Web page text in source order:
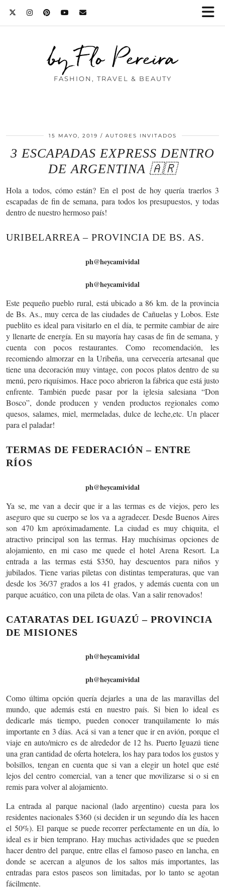
by Flo Pereira
FASHION, TRAVEL & BEAUTY
15 MAYO, 2019 AUTORES INVITADOS
3 ESCAPADAS EXPRESS DENTRO
DE ARGENTINA 🇦🇷
Hola a todos, cómo están? En el post de hoy quería traerlos 3
escapadas de fin de semana, para todos los presupuestos, y todas
dentro de nuestro hermoso país!
URIBELARREA – PROVINCIA DE BS. AS.
ph@heycamividal
ph@heycamividal
Este pequeño pueblo rural, está ubicado a 86 km. de la provincia
de Bs. As., muy cerca de las ciudades de Cañuelas y Lobos. Este
pueblito es ideal para visitarlo en el día, te permite cambiar de aire
y llenarte de energía. En su mayoría hay casas de fin de semana, y
cuenta con pocos restaurantes. Como recomendación, les
recomiendo almorzar en la Uribeña, una cervecería artesanal que
tiene una decoración muy vintage, con pocos platos dentro de su
menú, pero riquísimos. Hace poco abrieron la fábrica que está justo
enfrente. También puede pasar por la iglesia salesiana “Don
Bosco”, donde producen y venden productos regionales como
quesos, salames, miel, mermeladas, dulce de leche,etc. Un placer
para el paladar!
TERMAS DE FEDERACIÓN – ENTRE
RÍOS
ph@heycamividal
Ya se, me van a decir que ir a las termas es de viejos, pero les
aseguro que su cuerpo se los va a agradecer. Desde Buenos Aires
son 470 km apróximadamente. La ciudad es muy chiquita, el
atractivo principal son las termas. Hay muchísimas opciones de
alojamiento, en mi caso me quede el hotel Arena Resort. La
entrada a las termas está $350, hay descuentos para niños y
jubilados. Tiene varias piletas con distintas temperaturas, que van
desde los 36/37 grados a los 41 grados, y además cuenta con un
parque acuático, con una pileta de olas. Van a salir renovados!
CATARATAS DEL IGUAZÚ – PROVINCIA
DE MISIONES
ph@heycamividal
ph@heycamividal
Como última opción quería dejarles a una de las maravillas del
mundo, que además está en nuestro país. Si bien lo ideal es
dedicarle más tiempo, pueden conocer tranquilamente lo más
importante en 3 días. Acá si van a tener que ir en avión, porque el
viaje en auto/micro es de alrededor de 12 hs. Puerto Iguazú tiene
una gran cantidad de oferta hotelera, los hay para todos los gustos y
bolsillos, tengan en cuenta que si van a elegir un hotel que esté
lejos del centro comercial, van a tener que movilizarse si o si en
remis para volver al alojamiento.
La entrada al parque nacional (lado argentino) cuesta para los
residentes nacionales $360 (si deciden ir un segundo día les hacen
el 50%). El parque se puede recorrer perfectamente en un día, lo
ideal es ir bien temprano. Hay muchas actividades que se pueden
hacer dentro del parque, entre ellas el famoso paseo en lancha, en
donde se acercan a algunos de los saltos más importantes, las
entradas para estos paseos son limitadas, por lo tanto se agotan
fácilmente.